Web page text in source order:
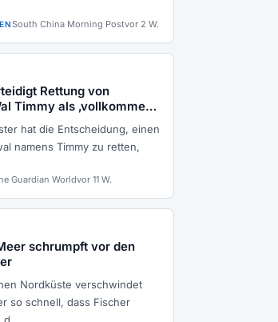
South China Morning Postvor 2 W.
Rettung von
Timmy als ‚vollkommen
hat die Entscheidung, einen
namens Timmy zu retten,
Guardian Worldvor 11 W.
schrumpft vor den
Nordküste verschwindet
so schnell, dass Fischer